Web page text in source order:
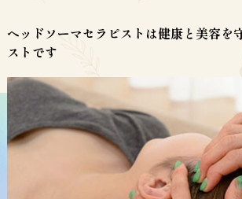
ヘッドソーマセラピストは健康と美容を
ストです